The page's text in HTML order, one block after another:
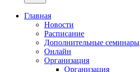
Главная
Новости
Расписание
Дополнительные семинары
Онлайн
Организация
Организация